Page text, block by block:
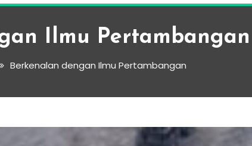
Ilmu Pertambangan
Berkenalan dengan Ilmu Pertambangan